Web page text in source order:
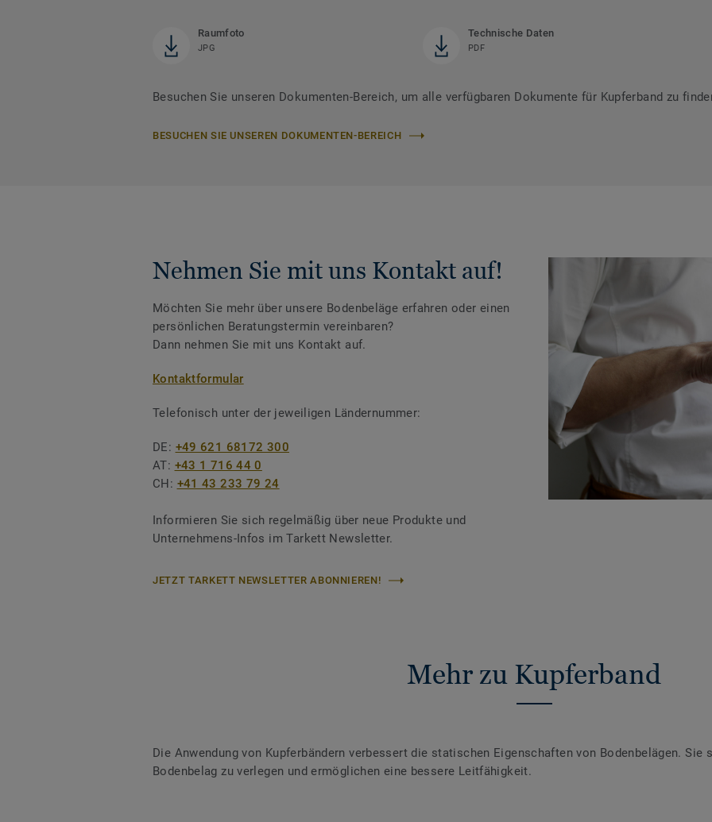
Raumfoto
JPG
Technische Daten
PDF
Besuchen Sie unseren Dokumenten-Bereich, um alle verfügbaren Dokumente für Kupferband zu
BESUCHEN SIE UNSEREN DOKUMENTEN-BEREICH
Nehmen Sie mit uns Kontakt auf!
Möchten Sie mehr über unsere Bodenbeläge erfahren oder einen
persönlichen Beratungstermin vereinbaren?
Dann nehmen Sie mit uns Kontakt auf.
Kontaktformular
Telefonisch unter der jeweiligen Ländernummer:
DE: +49 621 68172 300
AT: +43 1 716 44 0
CH: +41 43 233 79 24
Informieren Sie sich regelmäßig über neue Produkte und
Unternehmens-Infos im Tarkett Newsletter.
JETZT TARKETT NEWSLETTER ABONNIEREN!
Mehr zu Kupferband
Die Anwendung von Kupferbändern verbessert die statischen Eigenschaften von Bodenbelägen.
Bodenbelag zu verlegen und ermöglichen eine bessere Leitfähigkeit.